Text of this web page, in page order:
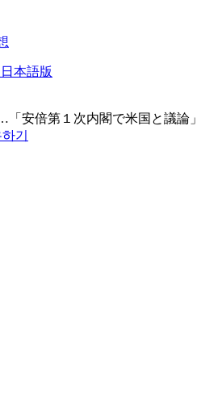
本語版
安倍第１次内閣で米国と議論」
기